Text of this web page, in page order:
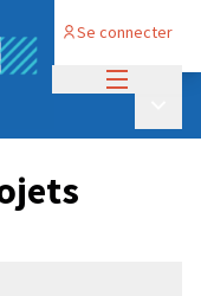
Se connecter